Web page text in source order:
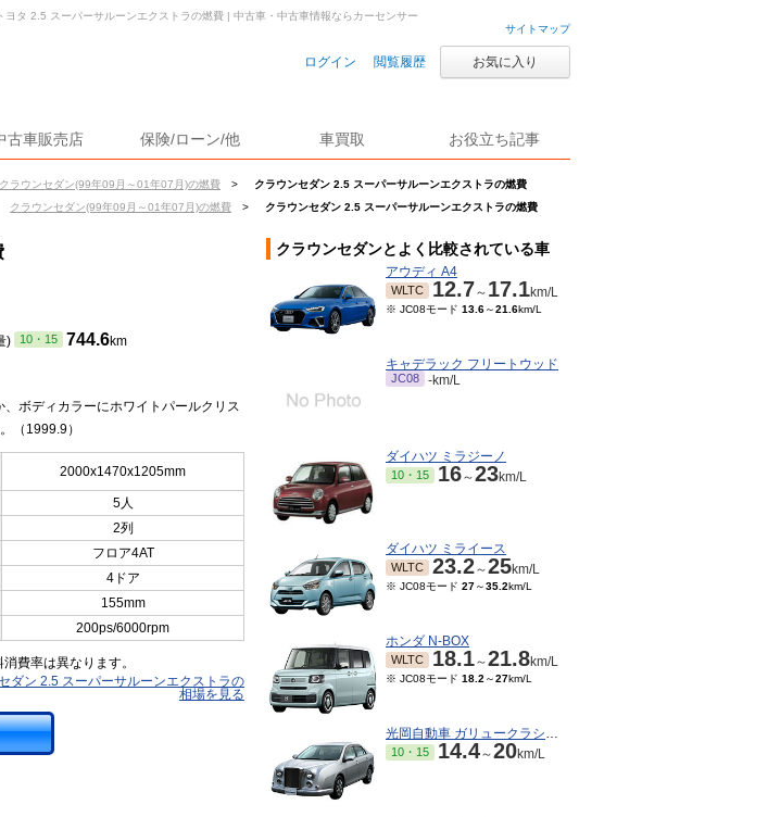
サイトマップ
ログイン 閲覧履歴 お気に入り
古車販売店 保険/ローン/他 車買取 お役立ち記事
クラウンセダン(99年09月～01年07月)の燃費 >
クラウンセダン 2.5 スーパーサルーンエクストラの燃費
クラウンセダン(99年09月～01年07月)の燃費 > クラウンセダン 2.5 スーパーサルーンエクストラの燃費
ヨタ 2.5 スーパーサルーンエクストラの燃費 | 中古車・中古車情報ならカーセンサー
) 10・15 744.6km
ボディカラーにホワイトパールクリス
（1999.9）
2000x1470x1205mm
5人
2列
フロア4AT
4ドア
155mm
200ps/6000rpm
費率は異なります。
ダン 2.5 スーパーサルーンエクストラの
相場を見る
クラウンセダンとよく比較されている車
アウディ A4
WLTC 12.7～ 17.1km/L
※ JC08モード 13.6～21.6km/L
キャデラック フリートウッド
JC08 -km/L
ダイハツ ミラジーノ
10・15 16～23km/L
ダイハツ ミライース
WLTC 23.2～25km/L
※ JC08モード 27～35.2km/L
ホンダ N-BOX
WLTC 18.1～21.8km/L
※ JC08モード 18.2 ～27km/L
光岡自動車 ガリュークラシック
10・15 14.4～20km/L